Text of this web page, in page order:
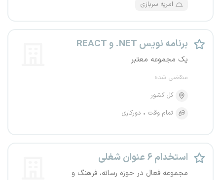
امریه سربازی
برنامه نویس NET. و REACT
یک مجموعه معتبر
منقضی شده
کل کشور
تمام وقت
دورکاری
استخدام ۶ عنوان شغلی
مجموعه فعال در حوزه رسانه، فرهنگ و